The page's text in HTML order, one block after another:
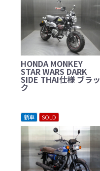
HONDA MONKEY
STAR WARS DARK
SIDE THAI仕様 ブラッ
ク
新車 SOLD